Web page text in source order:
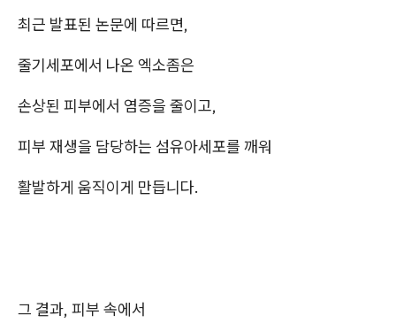
최근 발표된 논문에 따르면,
줄기세포에서 나온 엑소좀은
손상된 피부에서 염증을 줄이고,
피부 재생을 담당하는 섬유아세포를 깨워
활발하게 움직이게 만듭니다.
그 결과, 피부 속에서